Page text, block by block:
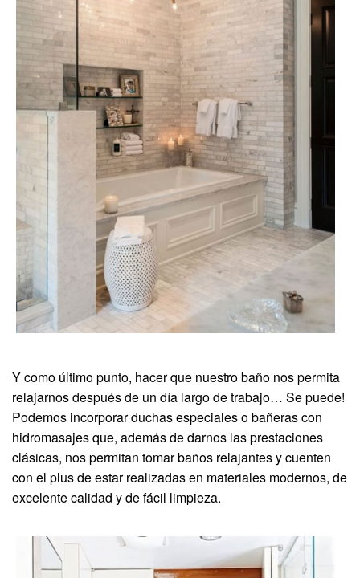
Y como último punto, hacer que nuestro baño nos permita
relajarnos después de un día largo de trabajo… Se puede!
Podemos incorporar duchas especiales o bañeras con
hidromasajes que, además de darnos las prestaciones
clásicas, nos permitan tomar baños relajantes y cuenten
con el plus de estar realizadas en materiales modernos, de
excelente calidad y de fácil limpieza.